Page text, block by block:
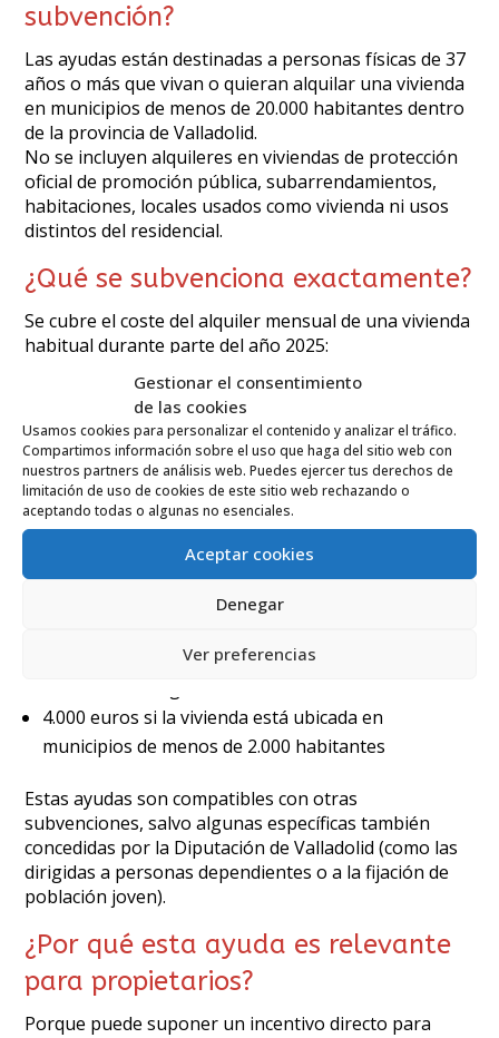
Gestionar el consentimiento
de las cookies
Usamos cookies para personalizar el contenido y analizar el tráfico.
Compartimos información sobre el uso que haga del sitio web con
nuestros partners de análisis web. Puedes ejercer tus derechos de
limitación de uso de cookies de este sitio web rechazando o
aceptando todas o algunas no esenciales.
Aceptar cookies
Denegar
Ver preferencias
subvención?
Las ayudas están destinadas a personas físicas de 37
años o más que vivan o quieran alquilar una vivienda
en municipios de menos de 20.000 habitantes dentro
de la provincia de Valladolid.
No se incluyen alquileres en viviendas de protección
oficial de promoción pública, subarrendamientos,
habitaciones, locales usados como vivienda ni usos
distintos del residencial.
¿Qué se subvenciona exactamente?
Se cubre el coste del alquiler mensual de una vivienda
habitual durante parte del año 2025:
Hasta 7 mensualidades en municipios de entre
2.000 y 20.000 habitantes
Hasta 10 mensualidades en municipios de menos
de 2.000 habitantes
El importe del alquiler no puede superar los 550
¿Cuánto se puede recibir?
El importe máximo de ayuda por solicitante será:
4.000 euros si la vivienda está ubicada en
municipios de menos de 2.000 habitantes
Estas ayudas son compatibles con otras
subvenciones, salvo algunas específicas también
concedidas por la Diputación de Valladolid (como las
dirigidas a personas dependientes o a la fijación de
población joven).
¿Por qué esta ayuda es relevante
para propietarios?
Porque puede suponer un incentivo directo para